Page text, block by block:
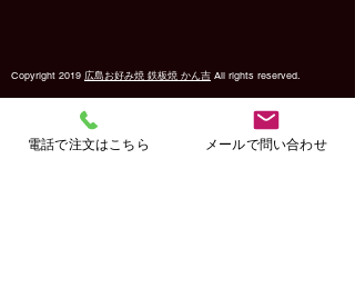
Copyright 2019 広島お好み焼 鉄板焼 かん吉 All rights reserved.
電話で注文はこちら メールで問い合わせ